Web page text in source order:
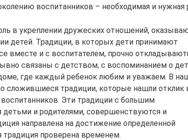
воспитанников – необходимая и нужная
в укреплении дружеских отношений,
детей. Традиции, в которых дети принимают
вместе и с воспитателем, прочно
связаны с детством, с воспоминанием о
где каждый ребенок любим и уважаем. В
сложившиеся традиции, которые нашли отклик
Эти традиции с большим
и родителями, совершенствуются и
направлена на достижение определенной
традиция проверена временем.